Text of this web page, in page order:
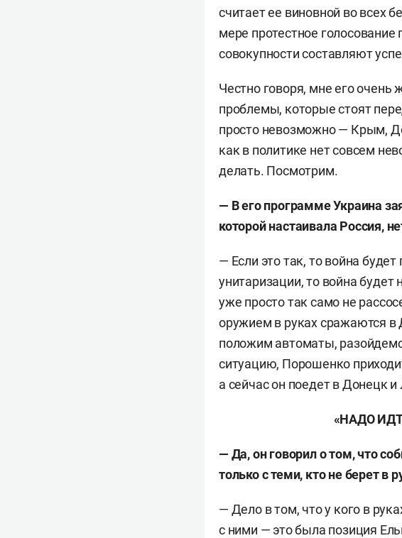
считает ее виновной во всех
мере протестное
совокупности составляют
Честно говоря, мне его очень
проблемы, которые стоят
просто невозможно — Крым,
как в политике нет совсем
делать. Посмотрим.
— В его программе Украина
которой настаивала Россия,
— Если это так, то война
унитаризации, то война
уже просто так само не
оружием в руках сражаются в
положим автоматы,
ситуацию, Порошенко
а сейчас он поедет в Донецк
«НАДО
— Да, он говорил о том, что
только с теми, кто не берет в
— Дело в том, что у кого в
с ними — это была позиция